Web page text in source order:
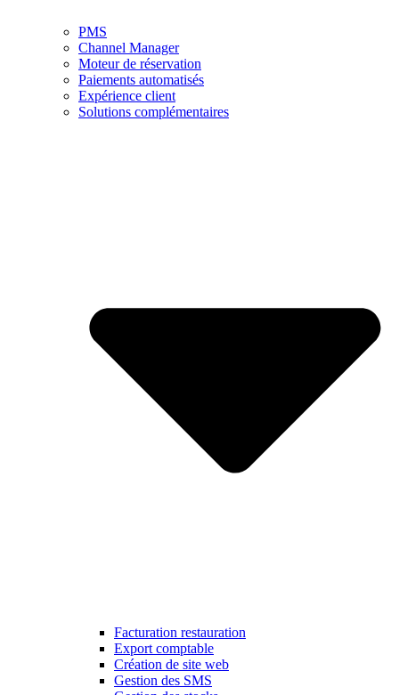
PMS
Channel Manager
Moteur de réservation
Paiements automatisés
Expérience client
Solutions complémentaires
Facturation restauration
Export comptable
Création de site web
Gestion des SMS